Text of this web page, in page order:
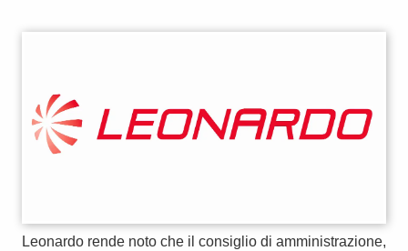
Leonardo rende noto che il consiglio di amministrazione,